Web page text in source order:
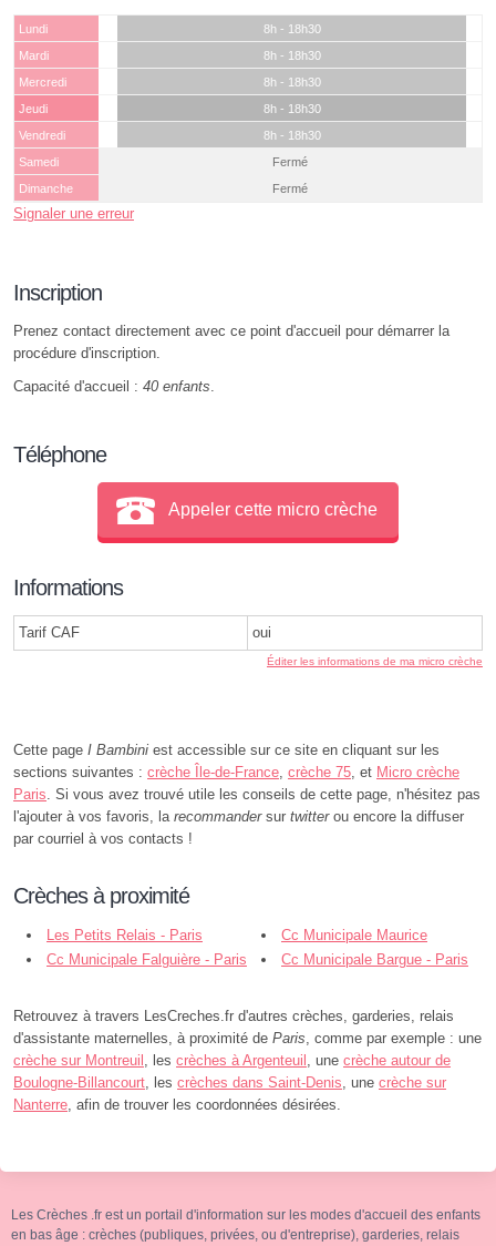
Lundi
8h - 18h30
Mardi
8h - 18h30
Mercredi
8h - 18h30
Jeudi
8h - 18h30
Vendredi
8h - 18h30
Samedi
Fermé
Dimanche
Fermé
Signaler une erreur
Inscription
Prenez contact directement avec ce point d'accueil pour démarrer la
procédure d'inscription.
Capacité d'accueil : 40 enfants
Téléphone
Appeler cette micro crèche
Informations
Tarif CAF oui
Éditer les informations de ma micro crèche
Cette page I Bambini est accessible sur ce site en cliquant sur les
sections suivantes : crèche Île-de-France crèche 75 , et Micro crèche
Paris . Si vous avez trouvé utile les conseils de cette page, n'hésitez pas
l'ajouter à vos favoris, la recommandersur twitterou encore la diffuser
par courriel à vos contacts !
Crèches à proximité
Les Petits Relais - Paris
Cc Municipale Maurice
Maignen - Paris
Cc Municipale Falguière - Paris Cc Municipale Bargue - Paris
Retrouvez à travers LesCreches.fr d'autres crèches, garderies, relais
d'assistante maternelles, à proximité de Paris , comme par exemple : une
crèche sur Montreuil
, les crèches à Argenteuil , une crèche autour de
Boulogne-Billancourt , les crèches dans Saint-Denis , une crèche sur
Nanterre , afin de trouver les coordonnées désirées.
Les Crèches .fr est un portail d'information sur les modes d'accueil des enfants
en bas âge : crèches (publiques, privées, ou d'entreprise), garderies, relais